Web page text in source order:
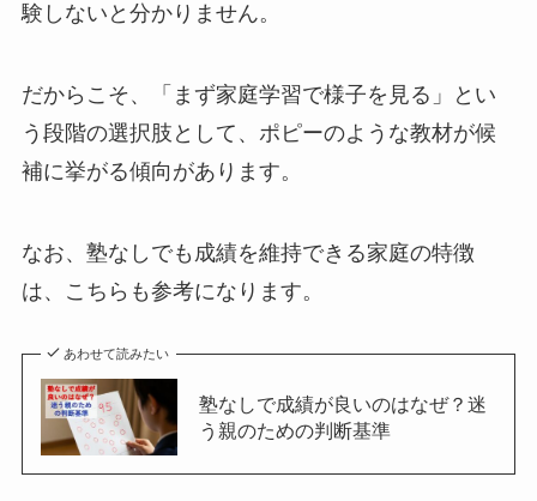
験しないと分かりません。
だからこそ、「まず家庭学習で様子を見る」とい
う段階の選択肢として、ポピーのような教材が候
補に挙がる傾向があります。
なお、塾なしでも成績を維持できる家庭の特徴
は、こちらも参考になります。
あわせて読みたい
塾なしで成績が良いのはなぜ？迷
う親のための判断基準